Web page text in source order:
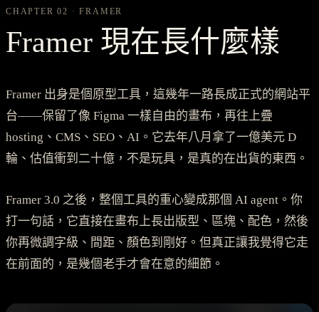
CHAPTER 02 · FRAMER
Framer 現在長什麼樣
Framer 出身是個原型工具，這幾年一路長成正式的網站平
台——保留了像 Figma 一樣自由的畫布，再往上疊
hosting、CMS、SEO、AI。它去年八月拿了一億美元 D
輪、估值衝到二十億，不是玩具，是真的在出貨的東西。
Framer 3.0 之後，整個工具的重心變成那個 AI agent。你
打一句話，它直接在畫布上長出版型、區塊、配色，然後
你再微調字級、間距、顏色到剛好。但真正讓我覺得它走
在前面的，是幾個老手才會在意的細節。